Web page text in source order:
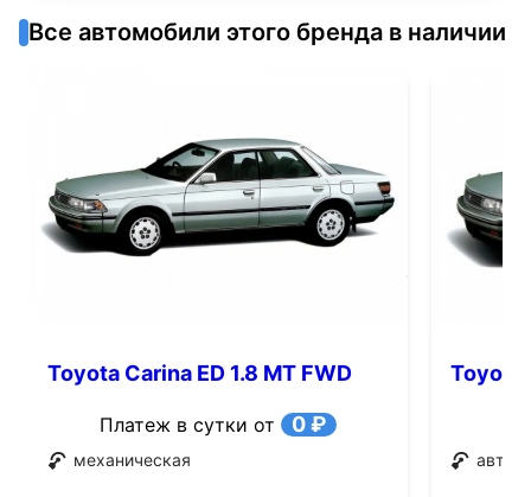
Все автомобили этого бренда в наличии
Toyota Carina ED 1.8 MT FWD
Платеж в сутки от 0 ₽
механическая
Toyota